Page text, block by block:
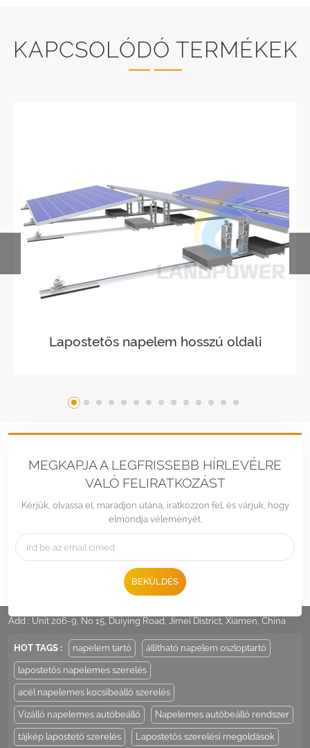
KAPCSOLÓDÓ TERMÉKEK
Lapostetős napelem hosszú oldali
MEGKAPJA A LEGFRISSEBB HÍRLEVÉLRE
VALÓ FELIRATKOZÁST
Kérjük, olvassa el, maradjon utána, iratkozzon fel, és várjuk, hogy
elmondja véleményét.
BEKÜLDÉS
Add : Unit 206-9, No 15, Duiying Road, Jimei District, Xiamen, China
HOT TAGS : napelem tartó állítható napelem oszloptartó
lapostetős napelemes szerelés
acél napelemes kocsibeálló szerelés
Vízálló napelemes autóbeálló Napelemes autóbeálló rendszer
tájkép lapostető szerelés Lapostetős szerelési megoldások